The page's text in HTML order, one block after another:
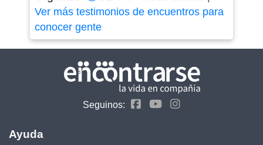
Ver más testimonios de encuentros para
conocer gente
Seguinos:
Ayuda